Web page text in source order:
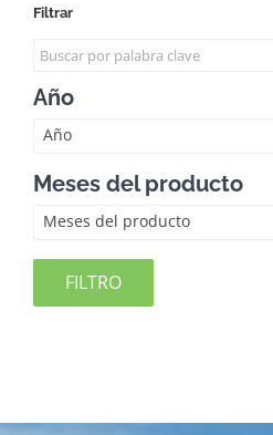
Filtrar
Año
Año
Meses del producto
Meses del producto
FILTRO